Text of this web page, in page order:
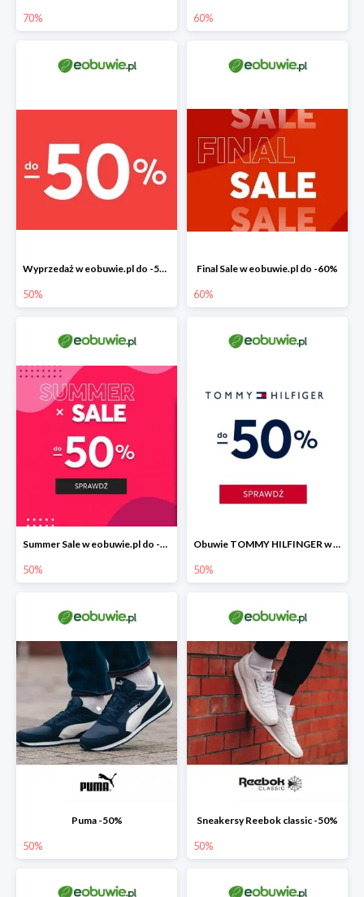
70% 60%
Wyprzedaż w eobuwie.pl do -50%
50%
Final Sale w eobuwie.pl do -60%
60%
Summer Sale w eobuwie.pl do -50%
50%
Obuwie TOMMY HILFINGER w eobuwie.pl -50%
50%
Puma -50%
50%
Sneakersy Reebok classic -50%
50%